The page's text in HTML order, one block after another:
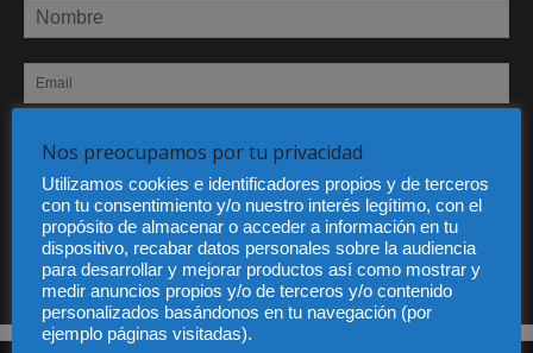
Sus datos serán incorporados a un fichero automatizado con el objeto exclusivo de dar
respuesta a su suscripción Dicho fichero es de titularidad exclusiva de LEXDIR GLOBAL
S.L. y no será cedido a un tercero en ningún caso.
Nos preocupamos por tu privacidad
Utilizamos cookies e identificadores propios y de terceros
con tu consentimiento y/o nuestro interés legítimo, con el
propósito de almacenar o acceder a información en tu
dispositivo, recabar datos personales sobre la audiencia
para desarrollar y mejorar productos así como mostrar y
medir anuncios propios y/o de terceros y/o contenido
personalizados basándonos en tu navegación (por
ejemplo páginas visitadas).